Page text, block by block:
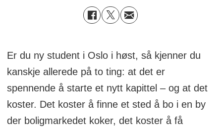
Er du ny student i Oslo i høst, så kjenner du
kanskje allerede på to ting: at det er
spennende å starte et nytt kapittel – og at det
koster. Det koster å finne et sted å bo i en by
der boligmarkedet koker, det koster å få